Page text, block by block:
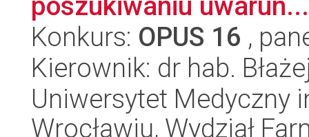
Konkurs: OPUS 16 ,
Kierownik: dr hab.
Uniwersytet Medyczny
Wrocławiu, Wydział